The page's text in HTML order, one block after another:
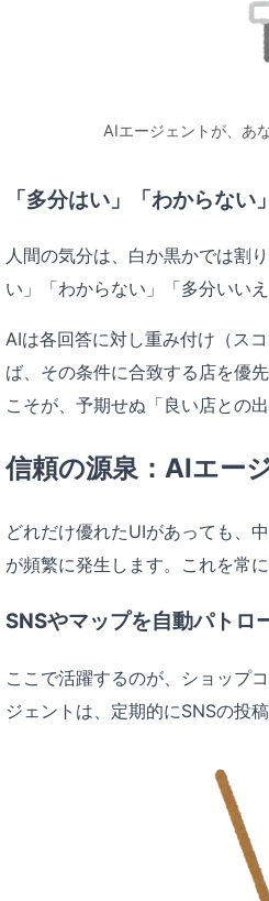
AIエージェントが、あ
「多分はい」「わからな
人間の気分は、白か黒かでは割
い」「わからない」「多分いい
AIは各回答に対し重み付け（ス
ば、その条件に合致する店を優
こそが、予期せぬ「良い店との
信頼の源泉：AIエー
どれだけ優れたUIがあっても、
が頻繁に発生します。これを常
SNSやマップを自動パトロ
ここで活躍するのが、ショップ
ジェントは、定期的にSNSの投